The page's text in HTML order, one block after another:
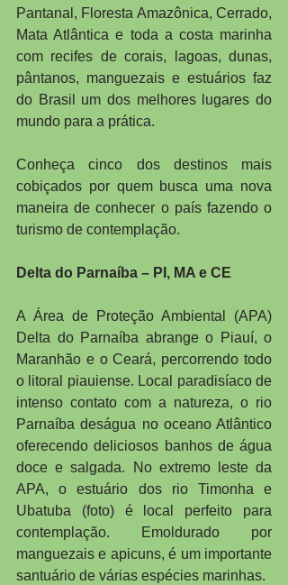
Pantanal, Floresta Amazônica, Cerrado,
Mata Atlântica e toda a costa marinha
com recifes de corais, lagoas, dunas,
pântanos, manguezais e estuários faz
do Brasil um dos melhores lugares do
mundo para a prática.
Conheça cinco dos destinos mais
cobiçados por quem busca uma nova
maneira de conhecer o país fazendo o
turismo de contemplação.
Delta do Parnaíba – PI, MA e CE
A Área de Proteção Ambiental (APA)
Delta do Parnaíba abrange o Piauí, o
Maranhão e o Ceará, percorrendo todo
o litoral piauiense. Local paradisíaco de
intenso contato com a natureza, o rio
Parnaíba deságua no oceano Atlântico
oferecendo deliciosos banhos de água
doce e salgada. No extremo leste da
APA, o estuário dos rio Timonha e
Ubatuba (foto) é local perfeito para
contemplação. Emoldurado por
manguezais e apicuns, é um importante
santuário de várias espécies marinhas.